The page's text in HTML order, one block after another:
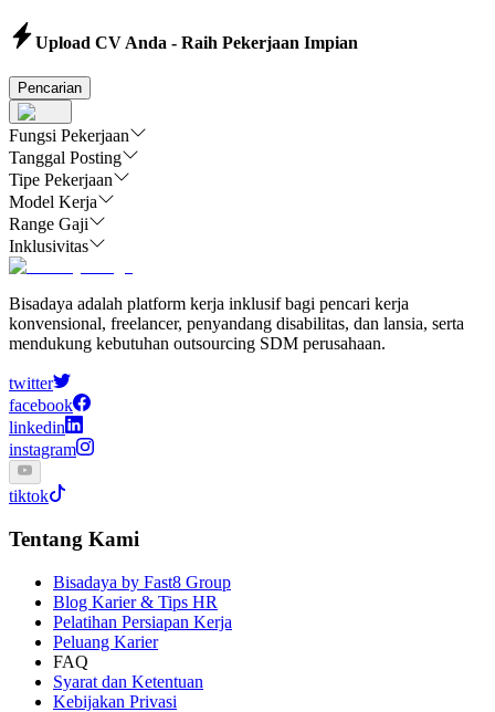
Upload CV Anda - Raih Pekerjaan Impian
Pencarian
Fungsi Pekerjaan
Tanggal Posting
Tipe Pekerjaan
Model Kerja
Range Gaji
Inklusivitas
Bisadaya adalah platform kerja inklusif bagi pencari kerja
konvensional, freelancer, penyandang disabilitas, dan lansia, serta
mendukung kebutuhan outsourcing SDM perusahaan.
twitter
facebook
linkedin
instagram
tiktok
Tentang Kami
Bisadaya by Fast8 Group
Blog Karier & Tips HR
Pelatihan Persiapan Kerja
Peluang Karier
FAQ
Syarat dan Ketentuan
Kebijakan Privasi